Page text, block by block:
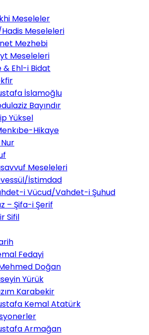
Meseleler
Meseleleri
Mezhebi
Meseleleri
& Ehl-i Bidat
İslamoğlu
Bayındır
Yüksel
Hikaye
Meseleleri
İstimdad
i Vücud/Vahdet-i Şuhud
– Şifa-i Şerif
Sifil
Fedayi
Doğan
Yürük
Karabekir
Kemal Atatürk
Armağan